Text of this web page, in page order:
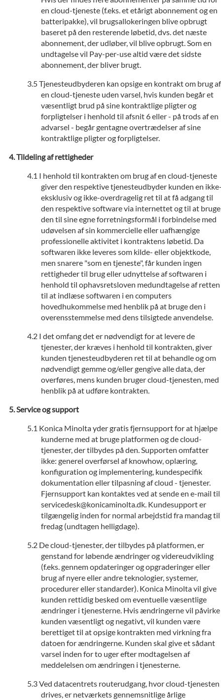
en cloud-tjeneste (f.eks. et etårigt abonnement og en
batteripakke), vil brugsallokeringen blive opbrugt
baseret på den resterende løbetid, dvs. det næste
abonnement, der udløber, vil blive opbrugt. Som en
undtagelse vil Pay-per-use altid være det sidste
abonnement, der bliver brugt.
Tjenesteudbyderen kan opsige en kontrakt om brug af
en cloud-tjeneste uden varsel, hvis kunden begår et
væsentligt brud på sine kontraktlige pligter og
forpligtelser i henhold til afsnit 6 eller - på trods af en
advarsel - begår gentagne overtrædelser af sine
kontraktlige pligter og forpligtelser.
Tildeling af rettigheder
I henhold til kontrakten om brug af en cloud-tjeneste
giver den respektive tjenesteudbyder kunden en
eksklusiv og ikke-overdragelig ret til at få adgang til
den respektive software via internettet og til at bruge
den til sine egne forretningsformål i forbindelse med
udøvelsen af sin kommercielle eller uafhængige
professionelle aktivitet i kontraktens løbetid. Da
softwaren ikke leveres som kilde- eller objektkode,
men snarere "som en tjeneste", får kunden ingen
rettigheder til brug eller udnyttelse af softwaren i
henhold til ophavsretsloven medundtagelse af retten
til at indlæse softwaren i en computers
hovedhukommelse med henblik på at bruge den i
overensstemmelse med dens tilsigtede anvendelse.
I det omfang det er nødvendigt for at levere de
tjenester, der kræves i henhold til kontrakten, giver
kunden tjenesteudbyderen ret til at behandle og om
nødvendigt gemme og/eller gengive alle data, der
overføres, mens kunden bruger cloud-tjenesten, med
henblik på at udføre kontrakten.
Service og support
Konica Minolta yder gratis fjernsupport for at hjælpe
kunderne med at bruge platformen og de cloud-
tjenester, der tilbydes på den. Supporten omfatter
ikke: generel overførsel af knowhow, oplæring,
konfiguration og implementering, kundespecifik
dokumentation eller tilpasning af cloud - tjenester.
Fjernsupport kan kontaktes ved at sende en e-mail til
servicedesk@konicaminolta.dk. Kundesupport er
tilgængelig inden for normal arbejdstid fra mandag til
fredag (undtagen helligdage).
De cloud-tjenester, der tilbydes på platformen, er
genstand for løbende ændringer og videreudvikling
(f.eks. gennem opdateringer og opgraderinger eller
brug af nyere eller andre teknologier, systemer,
procedurer eller standarder). Konica Minolta vil give
kunden rettidig besked om eventuelle væsentlige
ændringer i tjenesterne. Hvis ændringerne vil påvirke
kunden væsentligt og negativt, vil kunden være
berettiget til at opsige kontrakten med virkning fra
datoen for ændringerne. Kunden skal give et sådant
varsel inden for to uger efter modtagelsen af
meddelelsen om ændringen i tjenesterne.
Ved datacentrets routerudgang, hvor cloud-tjenesten
drives, er netværkets gennemsnitlige årlige